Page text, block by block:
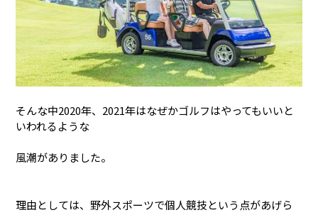
そんな中2020年、2021年はなぜかゴルフはやってもいいと
いわれるような
風潮がありました。
理由としては、野外スポーツで個人競技という点があげら